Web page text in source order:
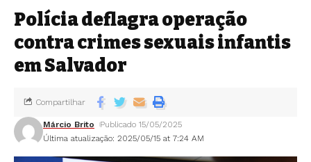
Polícia deflagra operação
contra crimes sexuais infantis
em Salvador
Última atualização: 2025/05/15 at 7:24 AM
Márcio Brito Publicado 15/05/2025
Compartilhar